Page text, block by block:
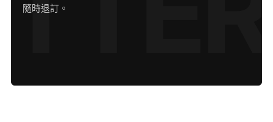
隨時退訂。